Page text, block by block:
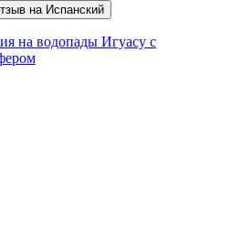
на Испанский
на водопады Игуасу с